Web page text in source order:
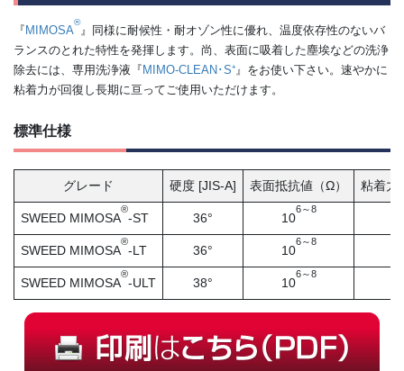
『 MIMOSA
®
』同様に耐候性・耐オゾン性に優れ、温度依存性のないバ
ランスのとれた特性を発揮します。尚、表面に吸着した塵埃などの洗浄
除去には、専用洗浄液『 MIMO-CLEAN･S⁺』をお使い下さい。速やかに
粘着力が回復し長期に亘ってご使用いただけます。
標準仕様
グレード 硬度 [JIS-A] 表面抵抗値（Ω） 粘着力
SWEED MIMOSA
®
-ST 36° 10
6～8
SWEED MIMOSA
®
-LT 36° 10
6～8
SWEED MIMOSA
®
-ULT 38° 10
6～8